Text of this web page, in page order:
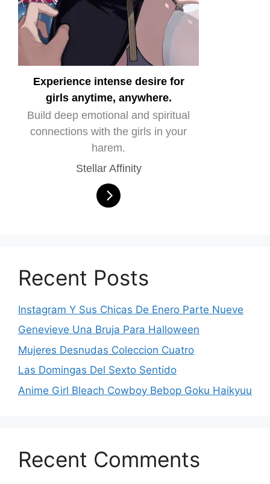
Experience intense desire for
girls anytime, anywhere.
Build deep emotional and spiritual
connections with the girls in your
harem.
Stellar Affinity
Recent Posts
Instagram Y Sus Chicas De Enero Parte Nueve
Genevieve Una Bruja Para Halloween
Mujeres Desnudas Coleccion Cuatro
Las Domingas Del Sexto Sentido
Anime Girl Bleach Cowboy Bebop Goku Haikyuu
Recent Comments